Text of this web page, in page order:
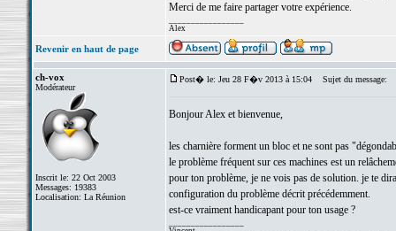
Merci de me faire partager votre expérience.
Alex
Revenir en haut de page
ch-vox
Modérateur
Inscrit le: 22 Oct 2003
Messages: 19383
Localisation: La Réunion
Post� le: Jeu 28 F�v 2013 à 15:04 Sujet du message:
Bonjour Alex et bienvenue,
les charnière forment un bloc et ne sont pas
le problème fréquent sur ces machines est un
pour ton problème, je ne vois pas de solution. je te
configuration du problème décrit précédemment.
est-ce vraiment handicapant pour ton usage ?